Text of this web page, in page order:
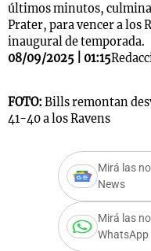
últimos minutos,
Prater, para vencer a los
inaugural de temporada.
08/09/2025 | 01:15
FOTO: Bills remontan
41-40 a los Ravens
Mirá las
News
Mirá las
WhatsApp